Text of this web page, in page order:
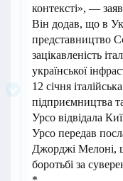
контексті», —
Він додав, що в
представництво
зацікавленість
української
12 січня
підприємництва
Урсо відвідала
Урсо передав
Джорджі Мелоні,
боротьбі за